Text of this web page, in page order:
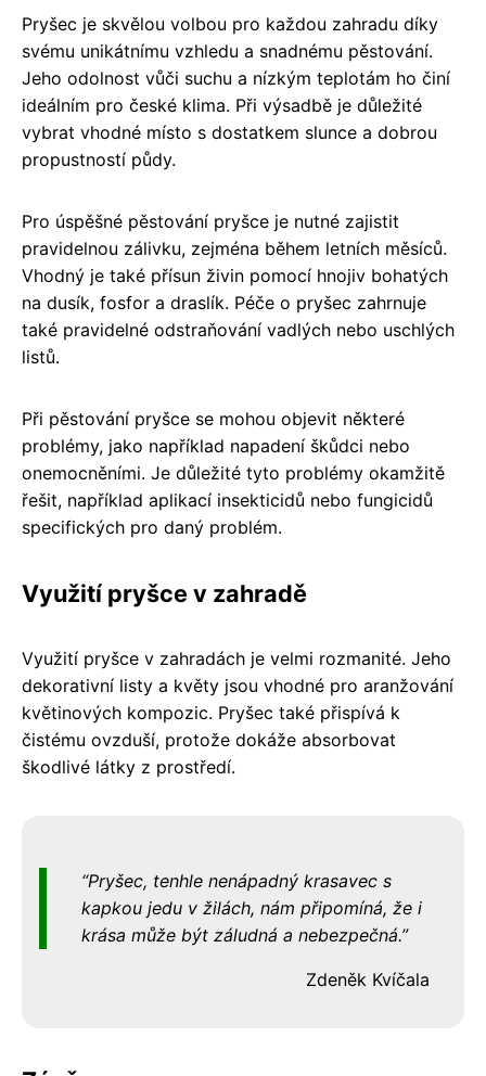
Pryšec je skvělou volbou pro každou zahradu díky
svému unikátnímu vzhledu a snadnému pěstování.
Jeho odolnost vůči suchu a nízkým teplotám ho činí
ideálním pro české klima. Při výsadbě je důležité
vybrat vhodné místo s dostatkem slunce a dobrou
propustností půdy.
Pro úspěšné pěstování pryšce je nutné zajistit
pravidelnou zálivku, zejména během letních měsíců.
Vhodný je také přísun živin pomocí hnojiv bohatých
na dusík, fosfor a draslík. Péče o pryšec zahrnuje
také pravidelné odstraňování vadlých nebo uschlých
listů.
Při pěstování pryšce se mohou objevit některé
problémy, jako například napadení škůdci nebo
onemocněními. Je důležité tyto problémy okamžitě
řešit, například aplikací insekticidů nebo fungicidů
specifických pro daný problém.
Využití pryšce v zahradě
Využití pryšce v zahradách je velmi rozmanité. Jeho
dekorativní listy a květy jsou vhodné pro aranžování
květinových kompozic. Pryšec také přispívá k
čistému ovzduší, protože dokáže absorbovat
škodlivé látky z prostředí.
Pryšec, tenhle nenápadný krasavec s
kapkou jedu v žilách, nám připomíná, že i
krása může být záludná a nebezpečná.
Zdeněk Kvíčala